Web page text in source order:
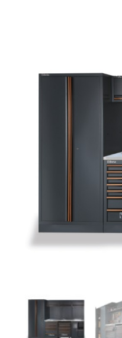
Originele AGM-
Originele Kymco-
Originele Peugeot-
Originele Piaggio/
Overbrenging
Remmen